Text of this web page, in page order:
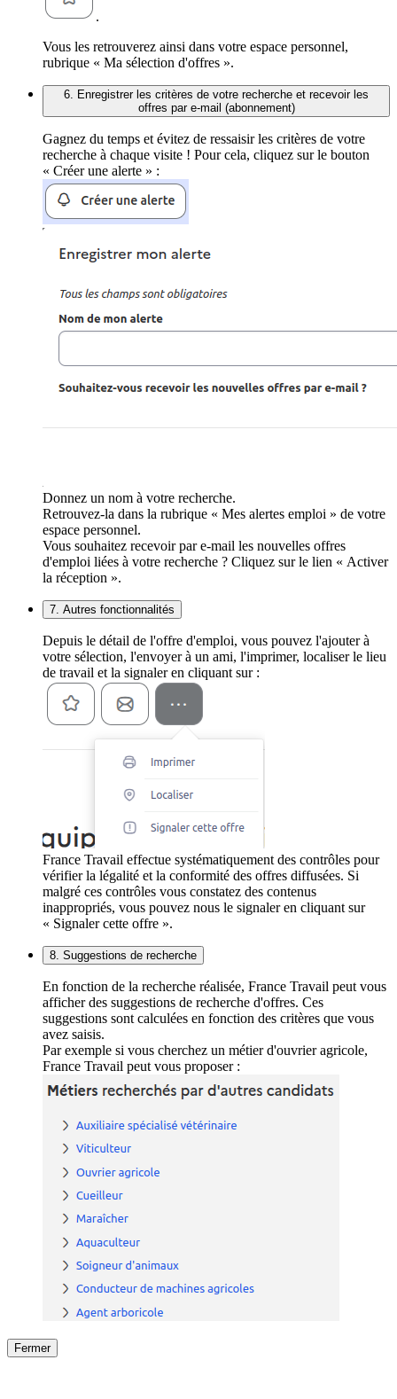
.
Vous les retrouverez ainsi dans votre espace personnel,
rubrique « Ma sélection d'offres ».
6. Enregistrer les critères de votre recherche et recevoir les
offres par e-mail (abonnement)
Gagnez du temps et évitez de ressaisir les critères de votre
recherche à chaque visite ! Pour cela, cliquez sur le bouton
« Créer une alerte » :
Donnez un nom à votre recherche.
Retrouvez-la dans la rubrique « Mes alertes emploi » de votre
espace personnel.
Vous souhaitez recevoir par e-mail les nouvelles offres
d'emploi liées à votre recherche ? Cliquez sur le lien « Activer
la réception ».
7. Autres fonctionnalités
Depuis le détail de l'offre d'emploi, vous pouvez l'ajouter à
votre sélection, l'envoyer à un ami, l'imprimer, localiser le lieu
de travail et la signaler en cliquant sur :
France Travail effectue systématiquement des contrôles pour
vérifier la légalité et la conformité des offres diffusées. Si
malgré ces contrôles vous constatez des contenus
inappropriés, vous pouvez nous le signaler en cliquant sur
« Signaler cette offre ».
8. Suggestions de recherche
En fonction de la recherche réalisée, France Travail peut vous
afficher des suggestions de recherche d'offres. Ces
suggestions sont calculées en fonction des critères que vous
avez saisis.
Par exemple si vous cherchez un métier d'ouvrier agricole,
France Travail peut vous proposer :
Fermer